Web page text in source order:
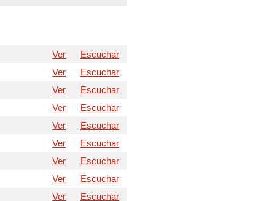
Ver
Escuchar
Ver
Escuchar
Ver
Escuchar
Ver
Escuchar
Ver
Escuchar
Ver
Escuchar
Ver
Escuchar
Ver
Escuchar
Ver
Escuchar